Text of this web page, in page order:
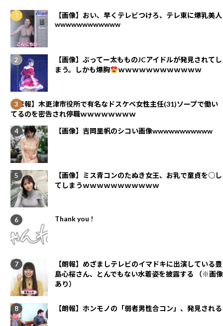
【画像】おい、早くテレビつけろ、テレ東に爆乳美人
wwwwwwwwwwww
【画像】ぶってー太もものJCアイドルが発見されてし
まう。しかも爆胸
ｗｗｗｗｗｗｗｗｗｗｗｗ
【悲報】木更津市役所で有名なドスケベ女性主任(31)ソープで働い
てるのを密告され停職ｗｗｗｗｗｗｗｗ
【画像】吉岡里帆のシコい画像wwwwwwwwwww
【画像】ミス青コンのたぬき女王、お乳で童貞を○し
てしまうｗｗｗｗｗｗｗｗｗｗｗ
Thank you !
【朗報】めざましテレビのイマドキに出演している豊
島心桜さん、とんでもない水着姿を披露する （※画像
あり）
【朗報】ホンモノの「弱者男性合コン」、発見される